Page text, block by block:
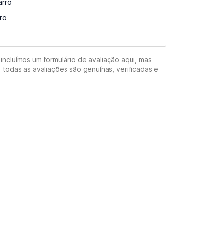
um formulário de avaliação aqui, mas
as avaliações são genuínas, verificadas e